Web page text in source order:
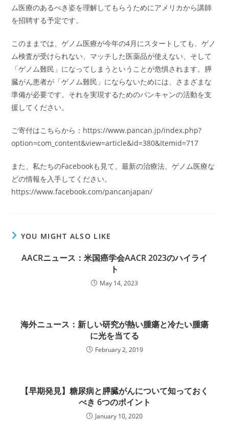
ム医療のあるべき姿を理解してもらうためにアメリカから講師
を招聘する予定です。
このままでは、ゲノム医療が今年の4月にスタートしても、ゲノ
ム検査が受けられない、マッチした医薬品が使えない、そして
「ゲノム難民」になってしまうということが危惧されます。膵
臓がん患者が「ゲノム難民」にならないためには、さまざまな
準備が必要です。それを実現するためのパンキャンの活動を支
援してください。
ご寄付はこちらから：https://www.pancan.jp/index.php?
option=com_content&view=article&id=380&Itemid=717
また、私たちのFacebookも見て、最新の治療法、ゲノム医療な
どの情報を入手してください。
https://www.facebook.com/pancanjapan/
YOU MIGHT ALSO LIKE
AACRニュース：米国癌学会AACR 2023のハイライ
ト
May 14, 2023
海外ニュース：新しい研究が熱い腫瘍と冷たい腫瘍
に光を当てる
February 2, 2019
【早期発見】糖尿病と膵臓がんについて知っておく
べき 6つのポイント
January 10, 2020